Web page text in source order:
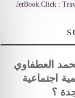
JetBook.Click :
العطفاوي
اجتماعية
؟